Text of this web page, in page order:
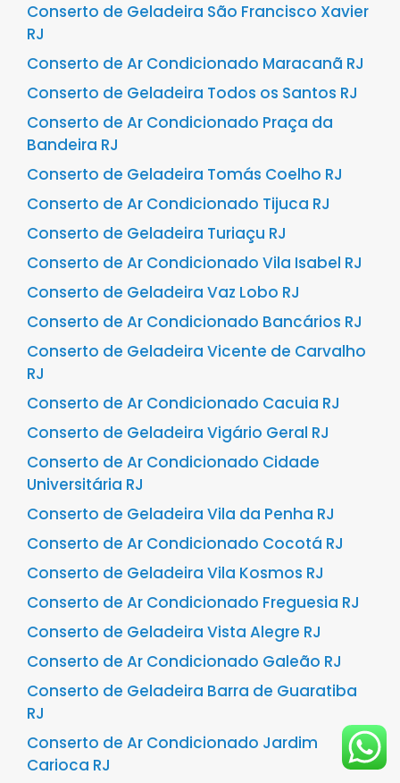
Conserto de Geladeira São Francisco Xavier
RJ
Conserto de Ar Condicionado Maracanã RJ
Conserto de Geladeira Todos os Santos RJ
Conserto de Ar Condicionado Praça da
Bandeira RJ
Conserto de Geladeira Tomás Coelho RJ
Conserto de Ar Condicionado Tijuca RJ
Conserto de Geladeira Turiaçu RJ
Conserto de Ar Condicionado Vila Isabel RJ
Conserto de Geladeira Vaz Lobo RJ
Conserto de Ar Condicionado Bancários RJ
Conserto de Geladeira Vicente de Carvalho
RJ
Conserto de Ar Condicionado Cacuia RJ
Conserto de Geladeira Vigário Geral RJ
Conserto de Ar Condicionado Cidade
Universitária RJ
Conserto de Geladeira Vila da Penha RJ
Conserto de Ar Condicionado Cocotá RJ
Conserto de Geladeira Vila Kosmos RJ
Conserto de Ar Condicionado Freguesia RJ
Conserto de Geladeira Vista Alegre RJ
Conserto de Ar Condicionado Galeão RJ
Conserto de Geladeira Barra de Guaratiba
RJ
Conserto de Ar Condicionado Jardim
Carioca RJ